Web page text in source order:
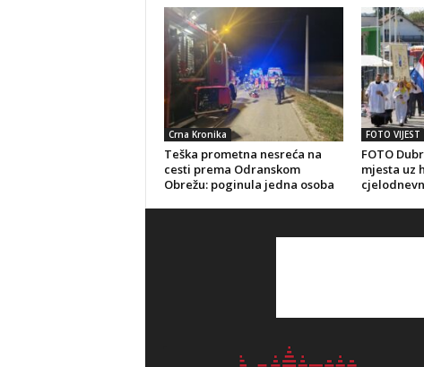
Crna Kronika
Teška prometna nesreća na
cesti prema Odranskom
Obrežu: poginula jedna osoba
FOTO VIJEST
FOTO
mjesta uz